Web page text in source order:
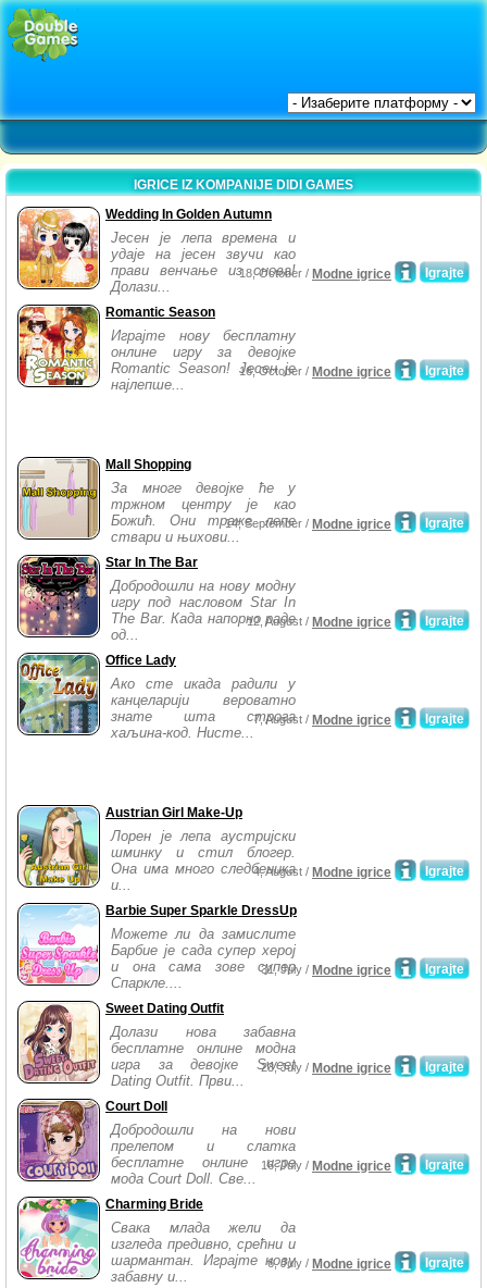
IGRICE IZ KOMPANIJE DIDI GAMES
Wedding In Golden Autumn
Јесен је лепа времена и
удаје на јесен звучи као
прави венчање из снова!
Долази...
Igrajte
18, October / Modne igrice
Romantic Season
Играјте нову бесплатну
онлине игру за девојке
Romantic Season! Јесен је
најлепше...
Igrajte
16, October / Modne igrice
Mall Shopping
За многе девојке ће у
тржном центру је као
Божић. Они траже лепе
ствари и њихови...
Igrajte
14, September / Modne igrice
Star In The Bar
Добродошли на нову модну
игру под насловом Star In
The Bar. Када напорно раде
од...
Igrajte
12, August / Modne igrice
Office Lady
Ако сте икада радили у
канцеларији вероватно
знате шта строга
хаљина-код. Нисте...
Igrajte
7, August / Modne igrice
Austrian Girl Make-Up
Лорен је лепа аустријски
шминку и стил блогер.
Она има много следбеника
и...
Igrajte
4, August / Modne igrice
Barbie Super Sparkle DressUp
Можете ли да замислите
Барбие је сада супер херој
и она сама зове супер
Спаркле....
Igrajte
31, July / Modne igrice
Sweet Dating Outfit
Долази нова забавна
бесплатне онлине модна
игра за девојке Sweet
Dating Outfit. Први...
Igrajte
23, July / Modne igrice
Court Doll
Добродошли на нови
прелепом и слатка
бесплатне онлине игре
мода Court Doll. Све...
Igrajte
16, July / Modne igrice
Charming Bride
Свака млада жели да
изгледа предивно, срећни и
шармантан. Играјте нову
забавну и...
Igrajte
6, July / Modne igrice